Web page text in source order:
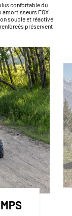
confortable du
amortisseurs FOX
souple et réactive
préservent